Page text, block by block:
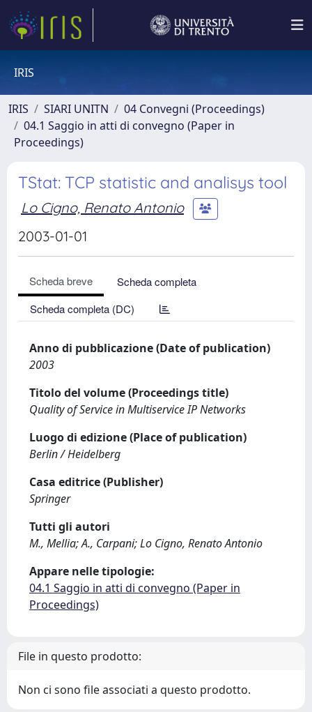
IRIS
IRIS SIARI UNITN
04 Convegni (Proceedings)
04.1 Saggio in atti di convegno (Paper in
Proceedings)
TStat: TCP statistic and analisys tool
Lo Cigno, Renato Antonio
2003-01-01
Scheda breve
Scheda completa
Scheda completa (DC)
Anno di pubblicazione (Date of publication)
2003
Titolo del volume (Proceedings title)
Quality of Service in Multiservice IP Networks
Luogo di edizione (Place of publication)
Berlin / Heidelberg
Casa editrice (Publisher)
Springer
Tutti gli autori
M., Mellia; A., Carpani; Lo Cigno, Renato Antonio
Appare nelle tipologie:
04.1 Saggio in atti di convegno (Paper in
Proceedings)
File in questo prodotto:
Non ci sono file associati a questo prodotto.